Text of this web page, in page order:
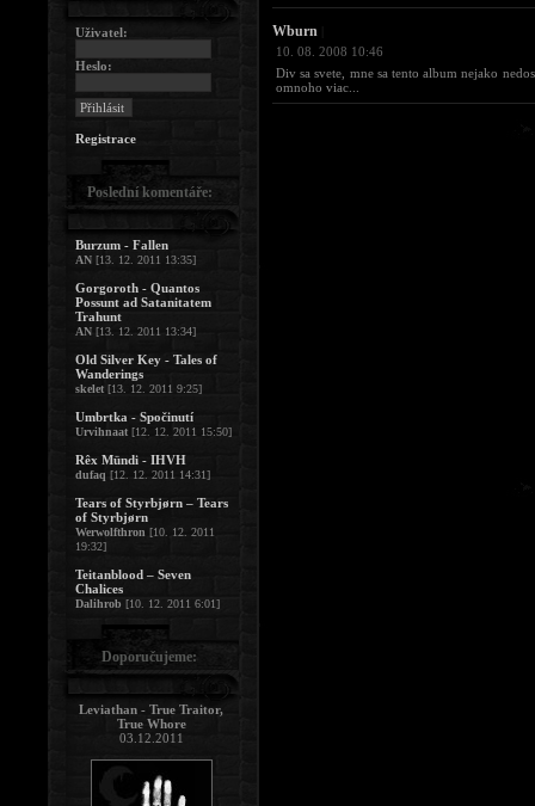
Wburn
10. 08. 2008 10:46
Div sa svete, mne sa tento album nejako
omnoho viac...
Uživatel:
Heslo:
Registrace
Poslední komentáře:
Burzum - Fallen
AN [13. 12. 2011 13:35]
Gorgoroth - Quantos
Possunt ad Satanitatem
Trahunt
AN [13. 12. 2011 13:34]
Old Silver Key - Tales of
Wanderings
skelet [13. 12. 2011 9:25]
Umbrtka - Spočinutí
Urvihnaat [12. 12. 2011 15:50]
Rêx Mündi - IHVH
dufaq [12. 12. 2011 14:31]
Tears of Styrbjørn – Tears
of Styrbjørn
Werwolfthron [10. 12. 2011
19:32]
Teitanblood – Seven
Chalices
Dalihrob [10. 12. 2011 6:01]
Doporučujeme:
Leviathan - True Traitor,
True Whore
03.12.2011